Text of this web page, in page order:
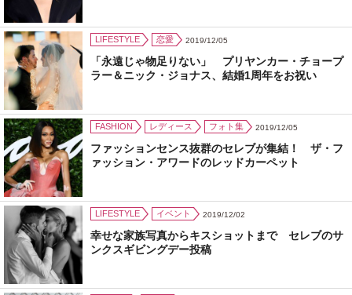
LIFESTYLE 恋愛 2019/12/05
「永遠じゃ物足りない」 プリヤンカー・チョープ
ラー＆ニック・ジョナス、結婚1周年をお祝い
FASHION レディース フォト集 2019/12/05
ファッションセンス抜群のセレブが集結！ ザ・フ
ァッション・アワードのレッドカーペット
LIFESTYLE イベント 2019/12/02
幸せな家族写真からキスショットまで セレブのサ
ンクスギビングデー投稿